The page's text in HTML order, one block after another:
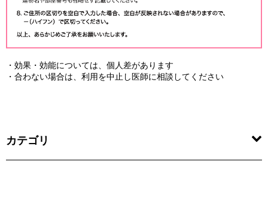
・効果・効能については、個人差があります
・合わない場合は、利用を中止し医師に相談してください
カテゴリ